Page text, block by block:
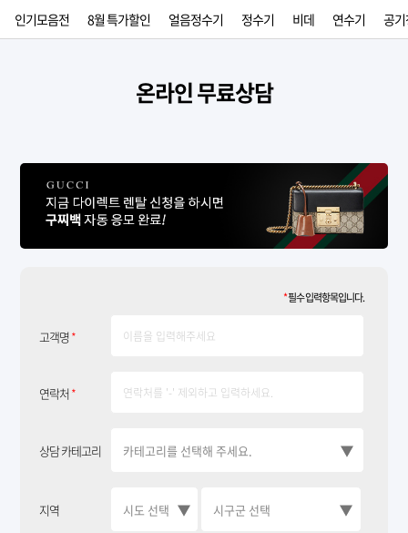
인기모음전 8월 특가할인 얼음정수기 정수기 비데 연수기 공
온라인 무료상담
*필수 입력항목입니다.
고객명*
연락처*
상담 카테고리
지역